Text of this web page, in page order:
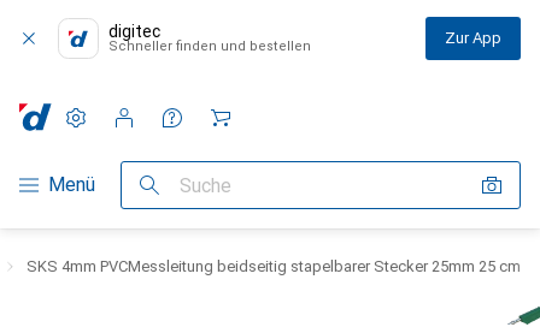
digitec
Schneller finden und bestellen Zur App
Navigation nach Kategorien
Menü Suche
Einstellungen
Kundenkonto
Vergleichslisten
Merklisten
Warenkorb
SKS 4mm PVCMessleitung beidseitig stapelbarer Stecker 25mm 25 cm